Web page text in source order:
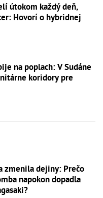
útokom každý deň,
Hovorí o hybridnej
na poplach: V Sudáne
koridory pre
zmenila dejiny: Prečo
napokon dopadla